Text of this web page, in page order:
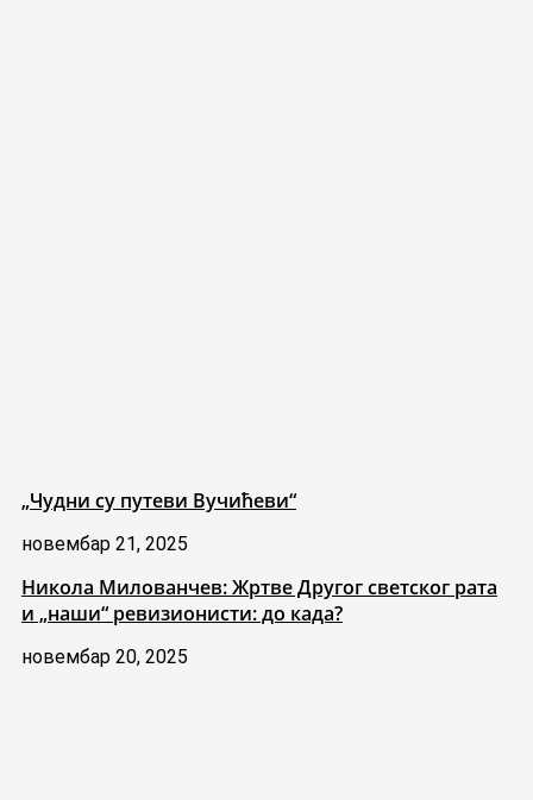
„Чудни су путеви Вучићеви“
новембар 21, 2025
Никола Милованчев: Жртве Другог светског рата
и „наши“ ревизионисти: до када?
новембар 20, 2025